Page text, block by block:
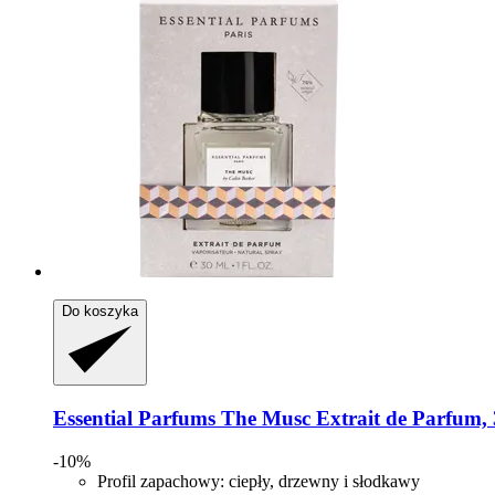
Do koszyka
Essential Parfums The Musc Extrait de Parfum,
-10%
Profil zapachowy: ciepły, drzewny i słodkawy